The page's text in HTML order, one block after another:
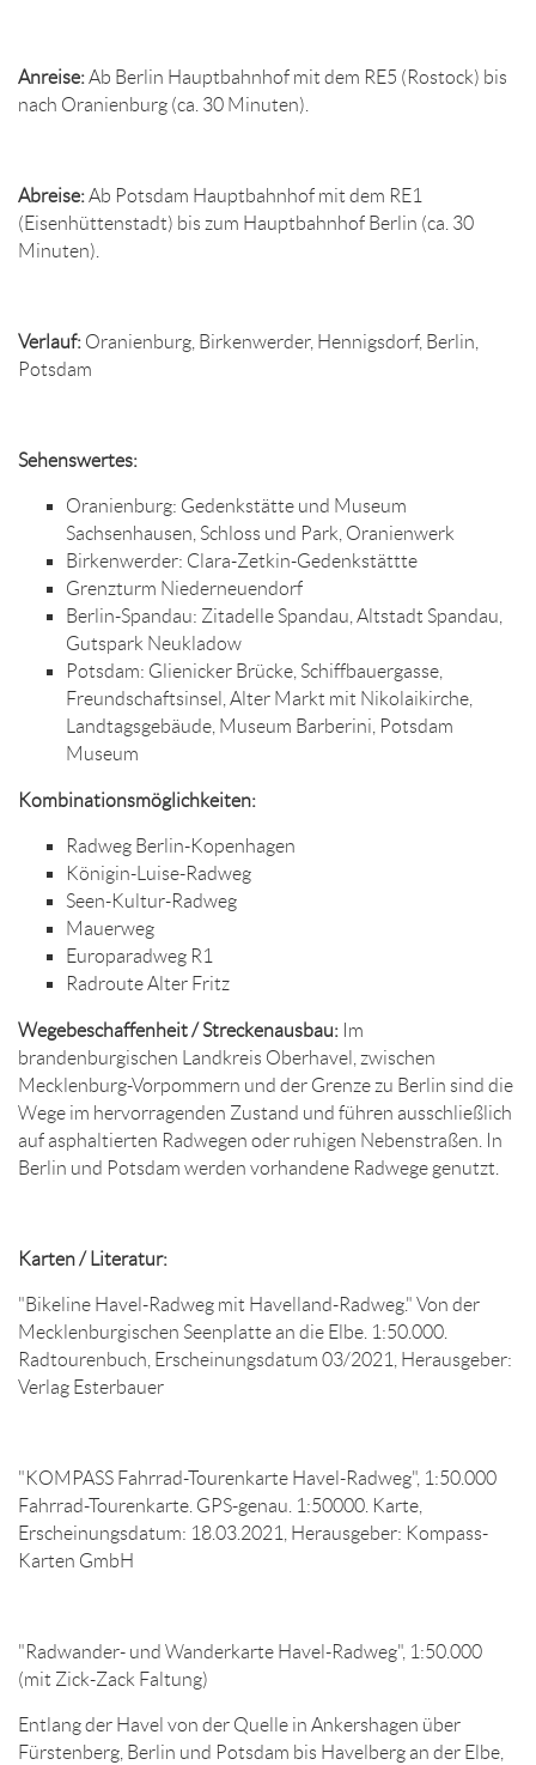
Anreise:Ab Berlin Hauptbahnhof mit dem RE5 (Rostock) bis
nach Oranienburg (ca. 30 Minuten).
Abreise:Ab Potsdam Hauptbahnhof mit dem RE1
(Eisenhüttenstadt) bis zum Hauptbahnhof Berlin (ca. 30
Minuten).
Verlauf: Oranienburg, Birkenwerder, Hennigsdorf, Berlin,
Potsdam
Sehenswertes:
Oranienburg: Gedenkstätte und Museum
Sachsenhausen, Schloss und Park, Oranienwerk
Birkenwerder: Clara-Zetkin-Gedenkstättte
Grenzturm Niederneuendorf
Berlin-Spandau: Zitadelle Spandau, Altstadt Spandau,
Gutspark Neukladow
Potsdam: Glienicker Brücke, Schiffbauergasse,
Freundschaftsinsel, Alter Markt mit Nikolaikirche,
Landtagsgebäude, Museum Barberini, Potsdam
Museum
Kombinationsmöglichkeiten:
Radweg Berlin-Kopenhagen
Königin-Luise-Radweg
Seen-Kultur-Radweg
Mauerweg
Europaradweg R1
Radroute Alter Fritz
Wegebeschaffenheit / Streckenausbau: Im
brandenburgischen Landkreis Oberhavel, zwischen
Mecklenburg-Vorpommern und der Grenze zu Berlin sind die
Wege im hervorragenden Zustand und führen ausschließlich
auf asphaltierten Radwegen oder ruhigen Nebenstraßen. In
Berlin und Potsdam werden vorhandene Radwege genutzt.
Karten / Literatur:
"Bikeline Havel-Radweg mit Havelland-Radweg." Von der
Mecklenburgischen Seenplatte an die Elbe. 1:50.000.
Radtourenbuch, Erscheinungsdatum 03/2021, Herausgeber:
Verlag Esterbauer
"KOMPASS Fahrrad-Tourenkarte Havel-Radweg", 1:50.000
Fahrrad-Tourenkarte. GPS-genau. 1:50000. Karte,
Erscheinungsdatum: 18.03.2021, Herausgeber: Kompass-
Karten GmbH
"Radwander- und Wanderkarte Havel-Radweg", 1:50.000
(mit Zick-Zack Faltung)
Entlang der Havel von der Quelle in Ankershagen über
Fürstenberg, Berlin und Potsdam bis Havelberg an der Elbe,